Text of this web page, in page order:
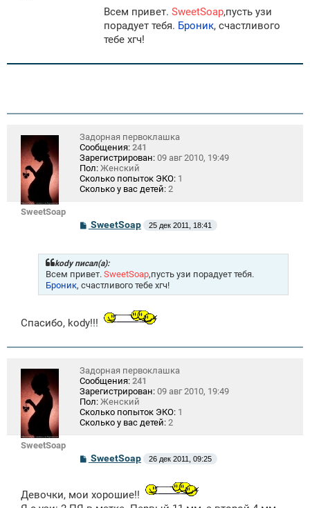
б
щ
н
е
Всем привет. SweetSoap,пусть узи
порадует тебя. Броник, счастливого
тебе хгч!
SweetSoap
Задорная первоклашка
Сообщения: 241
Зарегистрирован: 09 авг 2010, 19:49
Пол: Женский
Сколько попыток ЭКО: 1
Сколько у вас детей: 2
С
б
щ
е
н
и
SweetSoap 25 дек 2011, 18:41
kody писал(а):
Всем привет. SweetSoap,пусть узи порадует тебя.
Броник, счастливого тебе хгч!
Спасибо, kody!!!
SweetSoap
Задорная первоклашка
Сообщения: 241
Зарегистрирован: 09 авг 2010, 19:49
Пол: Женский
Сколько попыток ЭКО: 1
Сколько у вас детей: 2
С
щ
е
SweetSoap 26 дек 2011, 09:25
Девочки, мои хорошие!!